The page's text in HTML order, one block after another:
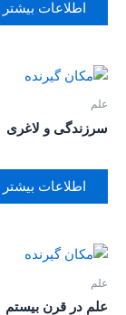
اطلاعات بیشتر
علم
سرزندگی و لاغری
اطلاعات بیشتر
علم
علم در قرن بیستم